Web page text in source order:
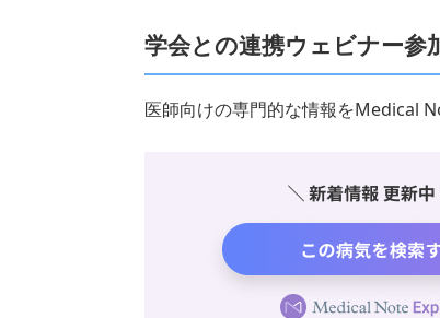
学会との連携ウェビナー参
医師向けの専門的な情報をMedical